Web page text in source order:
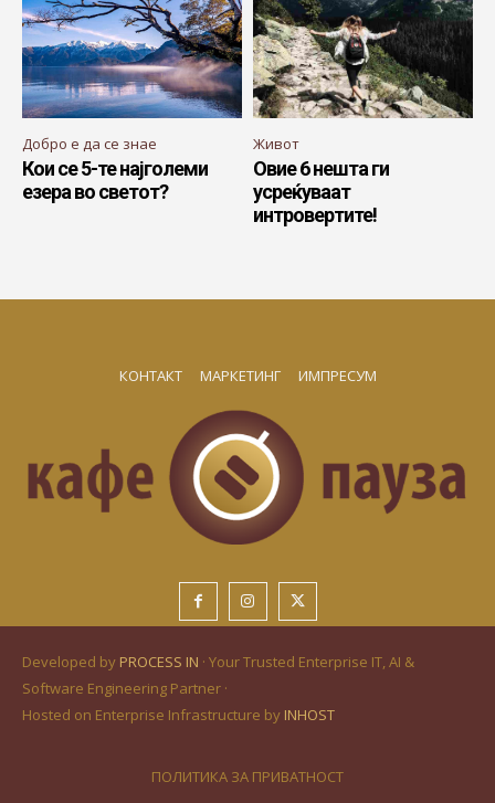
Добро е да се знае
Кои се 5-те најголеми
езера во светот?
Живот
Овие 6 нешта ги
усреќуваат
интровертите!
КОНТАКТ МАРКЕТИНГ ИМПРЕСУМ
Developed by PROCESS IN · Your Trusted Enterprise IT, AI &
Software Engineering Partner ·
Hosted on Enterprise Infrastructure by INHOST
ПОЛИТИКА ЗА ПРИВАТНОСТ